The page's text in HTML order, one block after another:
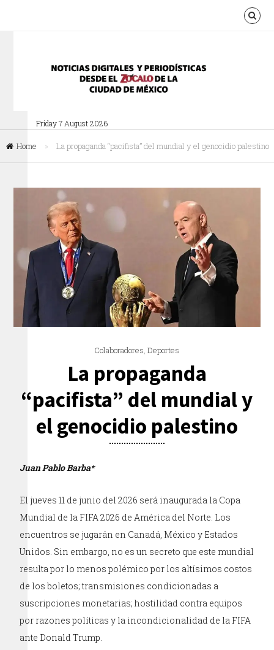
Friday 7 August 2026
Home » La propaganda “pacifista” del mundial y el genocidio palestino
Colaboradores,Deportes
La propaganda
“pacifista” del mundial y
el genocidio palestino
Juan Pablo Barba*
El jueves 11 de junio del 2026 será inaugurada la Copa
Mundial de la FIFA 2026 de América del Norte. Los
encuentros se jugarán en Canadá, México y Estados
Unidos. Sin embargo, no es un secreto que este mundial
resulta por lo menos polémico por los altísimos costos
de los boletos; transmisiones condicionadas a
suscripciones monetarias; hostilidad contra equipos
por razones políticas y la incondicionalidad de la FIFA
ante Donald Trump.